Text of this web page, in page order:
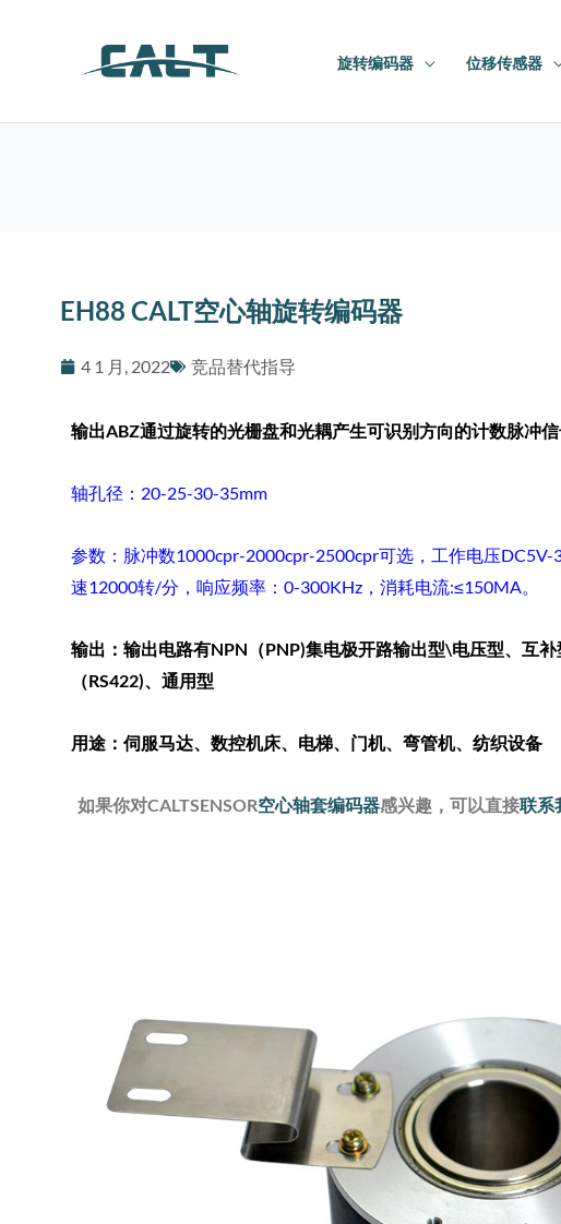
旋转编码器 位移传感器
EH88 CALT空心轴旋转编码器
4 1 月, 2022 竞品替代指导
输出ABZ通过旋转的光栅盘和光耦产生可识别方向的计数脉冲信
轴孔径：20-25-30-35mm
参数：脉冲数1000cpr-2000cpr-2500cpr可选，工作电压DC5V-
速12000转/分，响应频率：0-300KHz，消耗电流:≤150MA。
输出： 输出电路有NPN （PNP)集电极开路输出型\电压型、互
（RS422)、通用型
用途： 伺服马达、数控机床、电梯、门机、弯管机、纺织设备
如果你对CALTSENSOR空心轴套编码器感兴趣，可以直接联系